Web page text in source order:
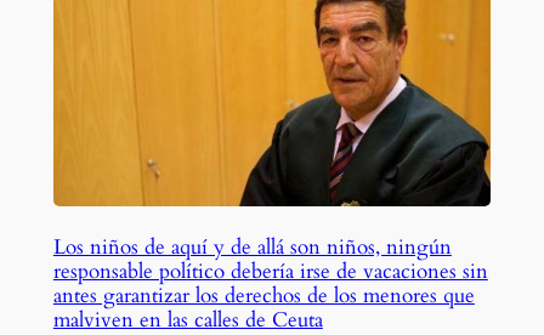
Los niños de aquí y de allá son niños, ningún
responsable político debería irse de vacaciones sin
antes garantizar los derechos de los menores que
malviven en las calles de Ceuta